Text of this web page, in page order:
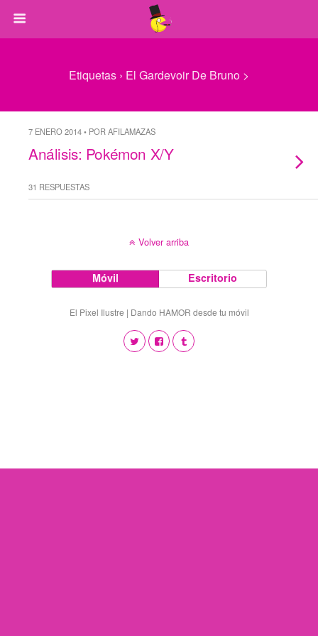
Etiquetas › El Gardevoir De Bruno >
7 ENERO 2014 • POR AFILAMAZAS
Análisis: Pokémon X/Y
31 RESPUESTAS
Volver arriba
Móvil Escritorio
El Pixel Ilustre | Dando HAMOR desde tu móvil